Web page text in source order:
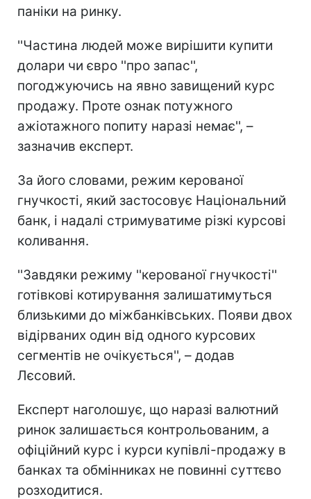
паніки на ринку.
''Частина людей може вирішити купити
долари чи євро ''про запас'',
погоджуючись на явно завищений курс
продажу. Проте ознак потужного
ажіотажного попиту наразі немає'', –
зазначив експерт.
За його словами, режим керованої
гнучкості, який застосовує Національний
банк, і надалі стримуватиме різкі курсові
коливання.
''Завдяки режиму ''керованої гнучкості''
готівкові котирування залишатимуться
близькими до міжбанківських. Появи двох
відірваних один від одного курсових
сегментів не очікується'', – додав
Лєсовий.
Експерт наголошує, що наразі валютний
ринок залишається контрольованим, а
офіційний курс і курси купівлі-продажу в
банках та обмінниках не повинні суттєво
розходитися.